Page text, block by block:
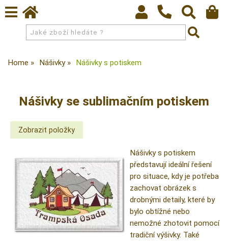
Home Nášivky Nášivky s potiskem
Nášivky se sublimačním potiskem
Nášivky s potiskem
představují ideální řešení
pro situace, kdy je potřeba
zachovat obrázek s
drobnými detaily, které by
bylo obtížné nebo
nemožné zhotovit pomocí
tradiční výšivky. Také